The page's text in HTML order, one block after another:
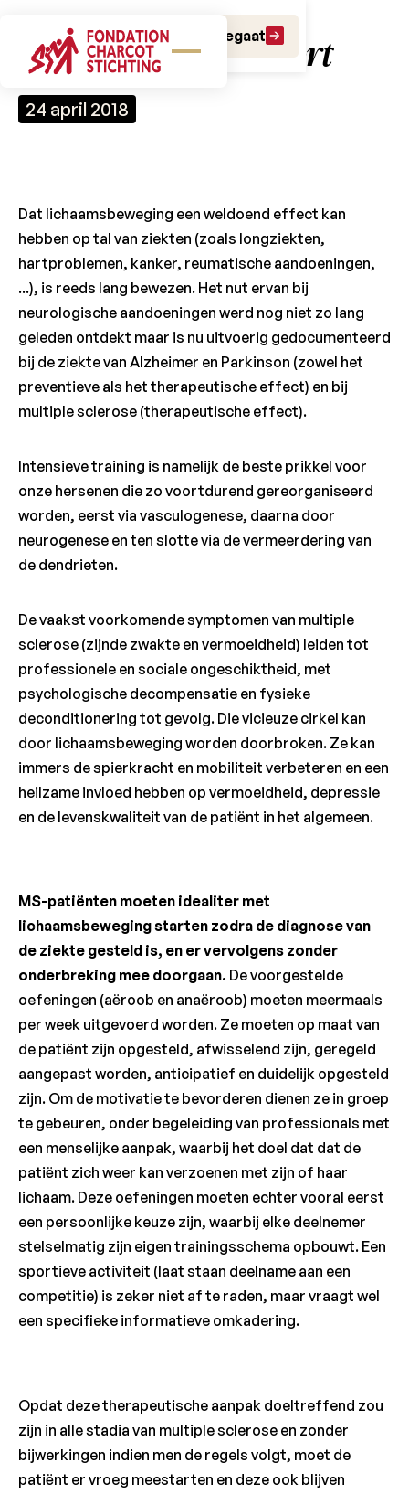
Doe een gift Doe een legaat
MS-patiënten en sport
24 april 2018
Dat lichaamsbeweging een weldoend effect kan
hebben op tal van ziekten (zoals longziekten,
hartproblemen, kanker, reumatische aandoeningen,
...), is reeds lang bewezen. Het nut ervan bij
neurologische aandoeningen werd nog niet zo lang
geleden ontdekt maar is nu uitvoerig gedocumenteerd
bij de ziekte van Alzheimer en Parkinson (zowel het
preventieve als het therapeutische effect) en bij
multiple sclerose (therapeutische effect).
Intensieve training is namelijk de beste prikkel voor
onze hersenen die zo voortdurend gereorganiseerd
worden, eerst via vasculogenese, daarna door
neurogenese en ten slotte via de vermeerdering van
de dendrieten.
De vaakst voorkomende symptomen van multiple
sclerose (zijnde zwakte en vermoeidheid) leiden tot
professionele en sociale ongeschiktheid, met
psychologische decompensatie en fysieke
deconditionering tot gevolg. Die vicieuze cirkel kan
door lichaamsbeweging worden doorbroken. Ze kan
immers de spierkracht en mobiliteit verbeteren en een
heilzame invloed hebben op vermoeidheid, depressie
en de levenskwaliteit van de patiënt in het algemeen.
MS-patiënten moeten idealiter met
lichaamsbeweging starten zodra de diagnose van
de ziekte gesteld is, en er vervolgens zonder
onderbreking mee doorgaan. De voorgestelde
oefeningen (aëroob en anaëroob) moeten meermaals
per week uitgevoerd worden. Ze moeten op maat van
de patiënt zijn opgesteld, afwisselend zijn, geregeld
aangepast worden, anticipatief en duidelijk opgesteld
zijn. Om de motivatie te bevorderen dienen ze in groep
te gebeuren, onder begeleiding van professionals met
een menselijke aanpak, waarbij het doel dat dat de
patiënt zich weer kan verzoenen met zijn of haar
lichaam. Deze oefeningen moeten echter vooral eerst
een persoonlijke keuze zijn, waarbij elke deelnemer
stelselmatig zijn eigen trainingsschema opbouwt. Een
sportieve activiteit (laat staan deelname aan een
competitie) is zeker niet af te raden, maar vraagt wel
een specifieke informatieve omkadering.
Opdat deze therapeutische aanpak doeltreffend zou
zijn in alle stadia van multiple sclerose en zonder
bijwerkingen indien men de regels volgt, moet de
patiënt er vroeg meestarten en deze ook blijven